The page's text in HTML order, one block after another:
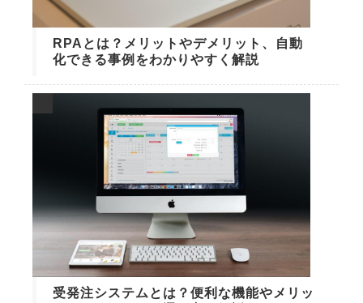
RPAとは？メリットやデメリット、自動
化できる事例をわかりやすく解説
受発注システムとは？便利な機能やメリッ